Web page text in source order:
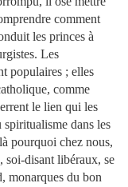
comment
les princes à
Les
populaires ; elles
comme
le lien qui les
spiritualisme dans les
pourquoi chez nous,
soi-disant libéraux, se
monarques du bon